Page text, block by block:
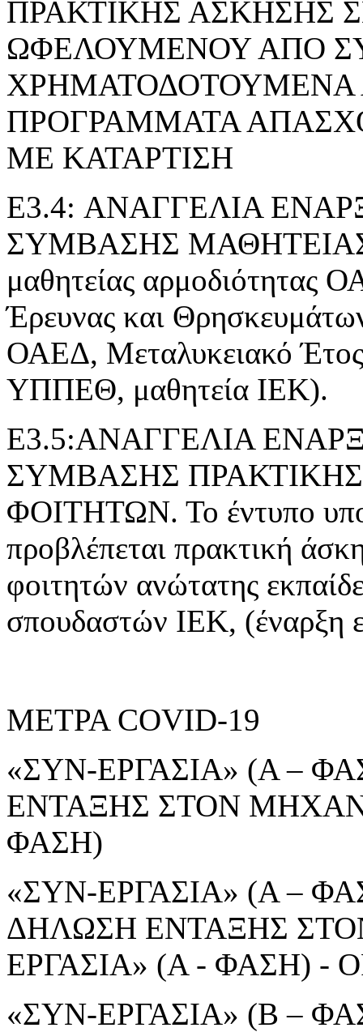
ΠΡΑΚΤΙΚΗΣ ΑΣΚΗΣΗΣ
ΩΦΕΛΟΥΜΕΝΟΥ ΑΠΟ
ΧΡΗΜΑΤΟΔΟΤΟΥΜΕΝΑ
ΠΡΟΓΡΑΜΜΑΤΑ
ΜΕ ΚΑΤΑΡΤΙΣΗ
E3.4: ΑΝΑΓΓΕΛΙΑ
ΣΥΜΒΑΣΗΣ ΜΑΘΗΤΕΙΑΣ»
μαθητείας αρμοδιότητας
Έρευνας και
ΟΑΕΔ, Μεταλυκειακό Έτος
ΥΠΠΕΘ, μαθητεία ΙΕΚ).
Ε3.5:ΑΝΑΓΓΕΛΙΑ
ΣΥΜΒΑΣΗΣ
ΦΟΙΤΗΤΩΝ. Το έντυπο
προβλέπεται πρακτική
φοιτητών ανώτατης
σπουδαστών ΙΕΚ, (έναρξη
ΜΕΤΡΑ COVID-19
«ΣΥΝ-ΕΡΓΑΣΙΑ» (Α –
ΕΝΤΑΞΗΣ ΣΤΟΝ
ΦΑΣΗ)
«ΣΥΝ-ΕΡΓΑΣΙΑ» (Α –
ΔΗΛΩΣΗ ΕΝΤΑΞΗΣ
ΕΡΓΑΣΙΑ» (Α - ΦΑΣΗ)
«ΣΥΝ-ΕΡΓΑΣΙΑ» (Β –